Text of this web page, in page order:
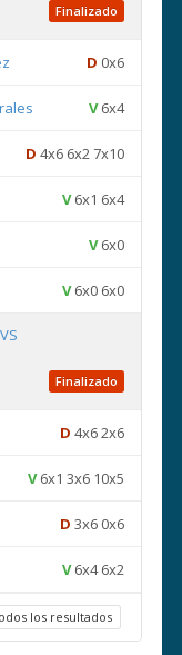
Finalizado
D 0x6
V6x4
D 4x6 6x2 7x10
V6x1 6x4
V6x0
V6x0 6x0
Finalizado
D 4x6 2x6
V6x1 3x6 10x5
D 3x6 0x6
V6x4 6x2
los resultados